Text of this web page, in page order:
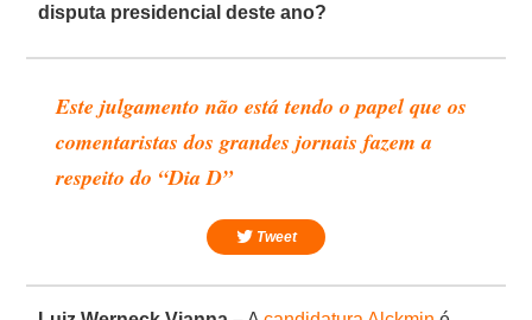
disputa presidencial deste ano?
Este julgamento não está tendo o papel que os
comentaristas dos grandes jornais fazem a
respeito do “Dia D”
Tweet